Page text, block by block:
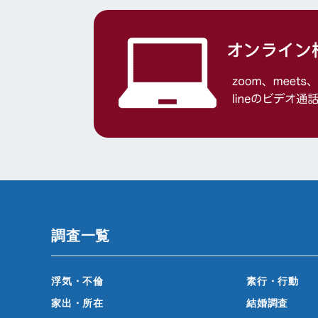
調査一覧
浮気・不倫
素行・行動
家出・所在
結婚調査